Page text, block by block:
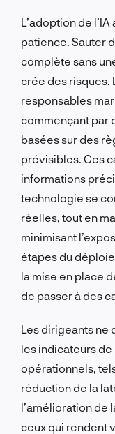
L’adoption de
patience. Sauter
complète sans
crée des risques.
responsables
commençant par
basées sur des
prévisibles. Ces
informations
technologie se
réelles, tout en
minimisant
étapes du
la mise en place
de passer à des
Les dirigeants ne
les indicateurs
opérationnels,
réduction de la
l’amélioration de
ceux qui rendent